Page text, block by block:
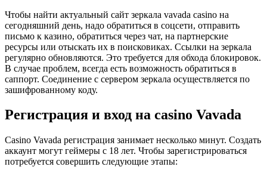
Чтобы найти актуальный сайт зеркала vavada casino на
сегодняшний день, надо обратиться в соцсети, отправить
письмо к казино, обратиться через чат, на партнерские
ресурсы или отыскать их в поисковиках. Ссылки на зеркала
регулярно обновляются. Это требуется для обхода блокировок.
В случае проблем, всегда есть возможность обратиться в
саппорт. Соединение с сервером зеркала осуществляется по
зашифрованному коду.
Регистрация и вход на casino Vavada
Casino Vavada регистрация занимает несколько минут. Создать
аккаунт могут геймеры с 18 лет. Чтобы зарегистрироваться
потребуется совершить следующие этапы: